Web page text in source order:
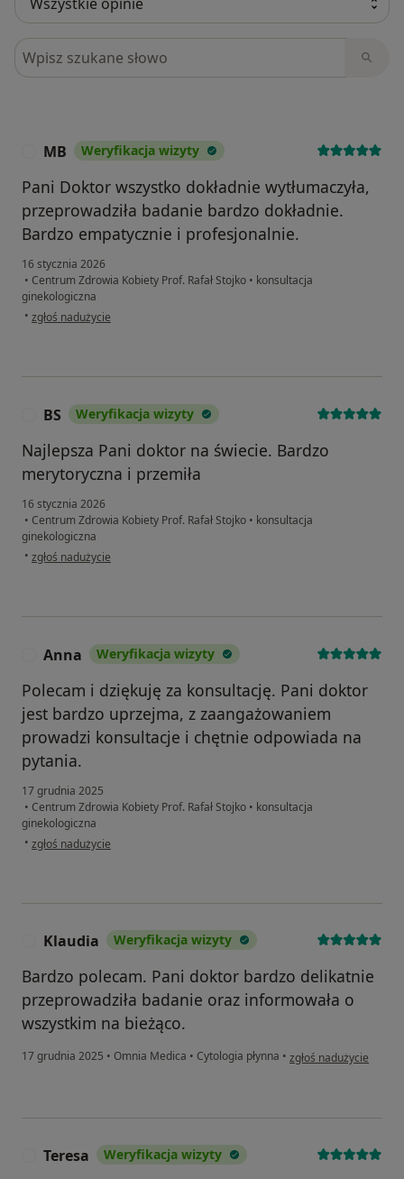
Szukaj w opiniach
MB Weryfikacja wizyty
Pani Doktor wszystko dokładnie wytłumaczyła,
przeprowadziła badanie bardzo dokładnie.
Bardzo empatycznie i profesjonalnie.
16 stycznia 2026
• Centrum Zdrowia Kobiety Prof. Rafał Stojko • konsultacja
ginekologiczna
• w opinii użytkownika MB
zgłoś nadużycie
BS Weryfikacja wizyty
Najlepsza Pani doktor na świecie. Bardzo
merytoryczna i przemiła
16 stycznia 2026
• Centrum Zdrowia Kobiety Prof. Rafał Stojko • konsultacja
ginekologiczna
• w opinii użytkownika BS
zgłoś nadużycie
Anna Weryfikacja wizyty
Polecam i dziękuję za konsultację. Pani doktor
jest bardzo uprzejma, z zaangażowaniem
prowadzi konsultacje i chętnie odpowiada na
pytania.
17 grudnia 2025
• Centrum Zdrowia Kobiety Prof. Rafał Stojko • konsultacja
ginekologiczna
• w opinii użytkownika Anna
zgłoś nadużycie
Klaudia Weryfikacja wizyty
Bardzo polecam. Pani doktor bardzo delikatnie
przeprowadziła badanie oraz informowała o
wszystkim na bieżąco.
17 grudnia 2025 • Omnia Medica • Cytologia płynna • w opinii użytkownika
zgłoś nadużycie
Teresa Weryfikacja wizyty